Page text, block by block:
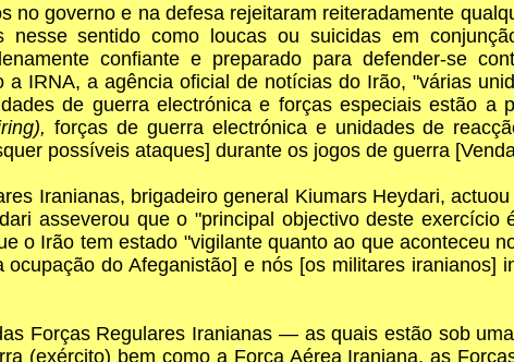
no governo e na defesa rejeitaram reiteradamente
nesse sentido como loucas ou suicidas em
confiante e preparado para defender-se
a IRNA, a agência oficial de notícias do Irão, "várias
de guerra electrónica e forças especiais estão a
forças de guerra electrónica e unidades de
possíveis ataques] durante os jogos de guerra
Iranianas, brigadeiro general Kiumars Heydari,
asseverou que o "principal objectivo deste
o Irão tem estado "vigilante quanto ao que aconteceu
do Afeganistão] e nós [os militares iranianos]
Forças Regulares Iranianas — as quais estão sob
(exército) bem como a Força Aérea Iraniana, as